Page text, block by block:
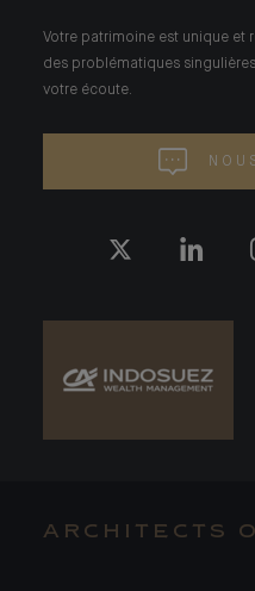
Votre patrimoine est unique et
des problématiques
votre écoute.
ARCHITECTS